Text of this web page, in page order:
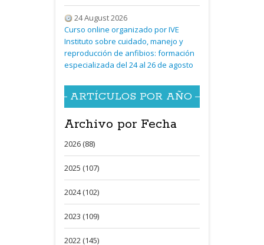
24 August 2026
Curso online organizado por IVE
Instituto sobre cuidado, manejo y
reproducción de anfibios: formación
especializada del 24 al 26 de agosto
ARTÍCULOS POR AÑO
Archivo por Fecha
2026 (88)
2025 (107)
2024 (102)
2023 (109)
2022 (145)